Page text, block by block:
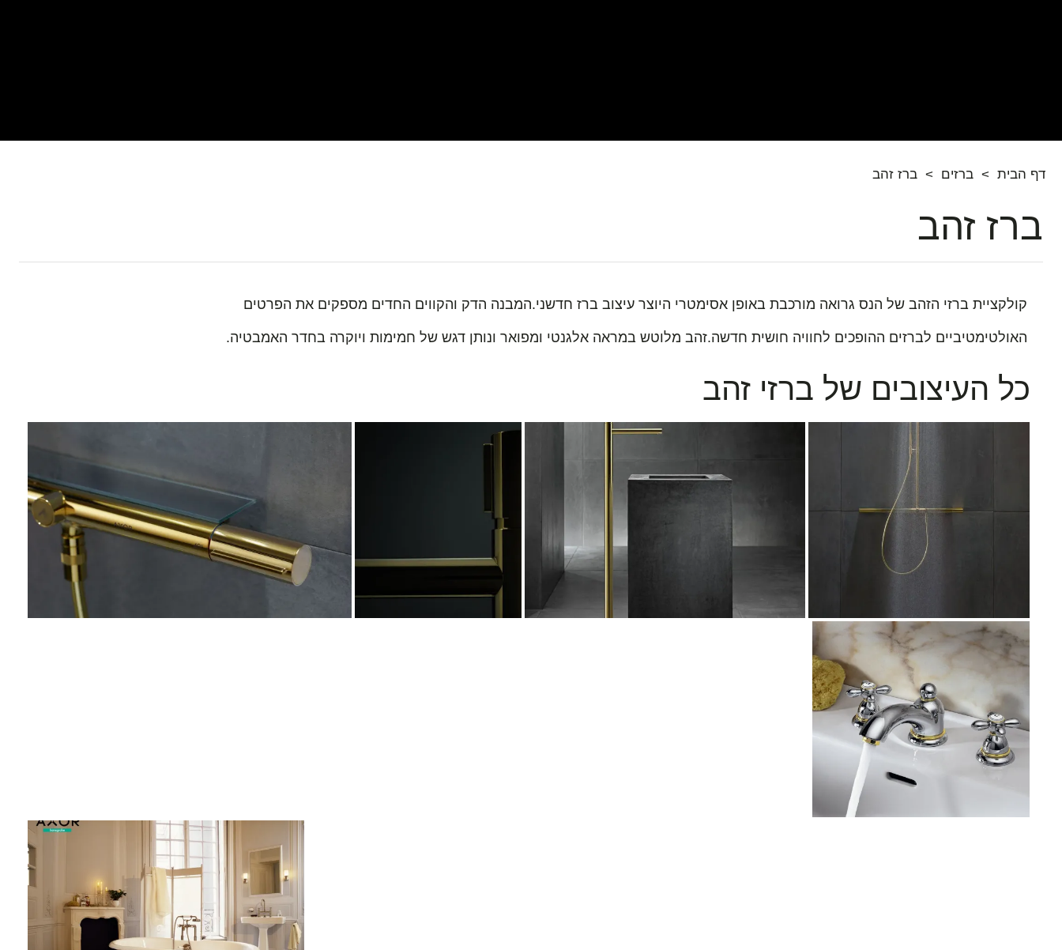
דף הבית > ברזים > ברז זהב
ברז זהב
קולקציית ברזי הזהב של הנס גרואה מורכבת באופן אסימטרי היוצר עיצוב ברז חדשני.המבנה הדק והקווים החדים מספקים את הפרטים
האולטימטיביים לברזים ההופכים לחוויה חושית חדשה.זהב מלוטש במראה אלגנטי ומפואר ונותן דגש של חמימות ויוקרה בחדר האמבטיה.
כל העיצובים של ברזי זהב